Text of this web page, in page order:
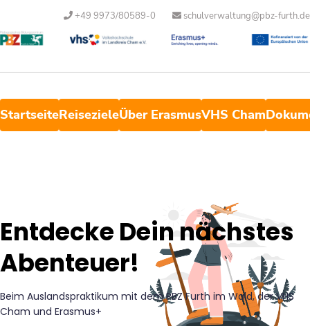
+49 9973/80589-0 schulverwaltung@pbz-furth.de
StartseiteReisezieleÜber ErasmusVHS Cham
Entdecke Dein nächstes
Abenteuer!
Beim Auslandspraktikum mit dem PBZ Furth im Wald, der VHS
Cham und Erasmus+